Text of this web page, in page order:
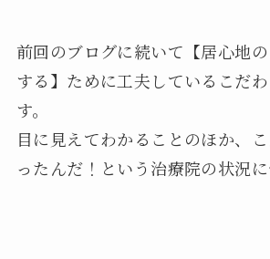
前回のブログに続いて【居心地
する】ために工夫しているこだ
す。
目に見えてわかることのほか、
ったんだ！という治療院の状況に